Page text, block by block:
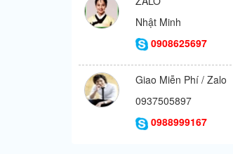
Nhật Minh
0908625697
Giao Miễn Phí / Zalo
0937505897
0988999167